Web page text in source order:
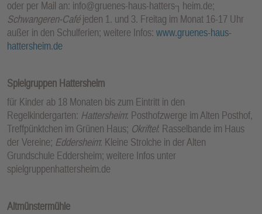
oder per Mail an: info@gruenes-haus-hatters┐heim.de;
Schwangeren-Caféjeden 1. und 3. Freitag im Monat 16-17 Uhr
außer in den Schulferien; weitere Infos: www.gruenes-haus-
hattersheim.de
Spielgruppen Hattersheim
für Kinder ab 18 Monaten bis zum Eintritt in den
Regelkindergarten: Hattersheim: Posthofzwerge im Alten Posthof,
Treffpünktchen im Grünen Haus; Okriftel: Rasselbande im Haus
der Vereine; Eddersheim: Kleine Strolche in der Alten
Grundschule Eddersheim; weitere Infos unter
spielgruppenhattersheim.de
Altmünstermühle